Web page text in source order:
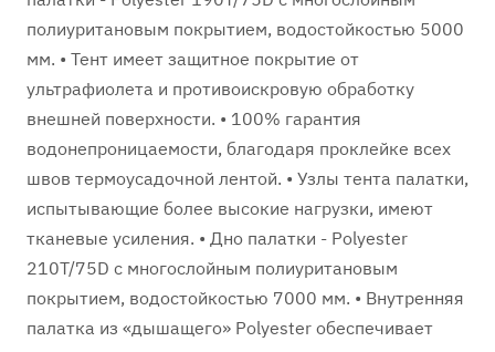
полиуритановым покрытием, водостойкостью 5000
мм. • Тент имеет защитное покрытие от
ультрафиолета и противоискровую обработку
внешней поверхности. • 100% гарантия
водонепроницаемости, благодаря проклейке всех
швов термоусадочной лентой. • Узлы тента палатки,
испытывающие более высокие нагрузки, имеют
тканевые усиления. • Дно палатки - Polyester
210T/75D с многослойным полиуритановым
покрытием, водостойкостью 7000 мм. • Внутренняя
палатка из «дышащего» Polyester обеспечивает